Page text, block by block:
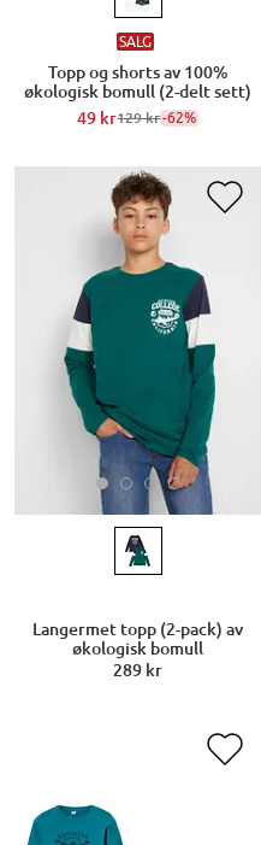
SALG
Topp og shorts av 100%
økologisk bomull (2-delt sett)
49 kr129 kr-62%
Langermet topp (2-pack) av
økologisk bomull
289 kr